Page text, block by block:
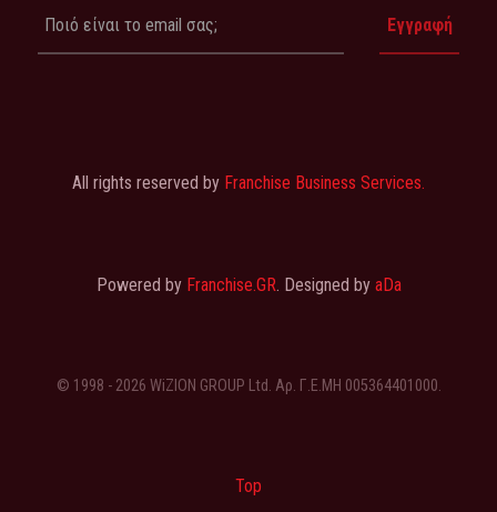
All rights reserved by Franchise Business Services.
Powered by Franchise.GR . Designed by aDa
© 1998 - 2026 WiZION GROUP Ltd. Αρ. Γ.Ε.ΜΗ 005364401000.
Top